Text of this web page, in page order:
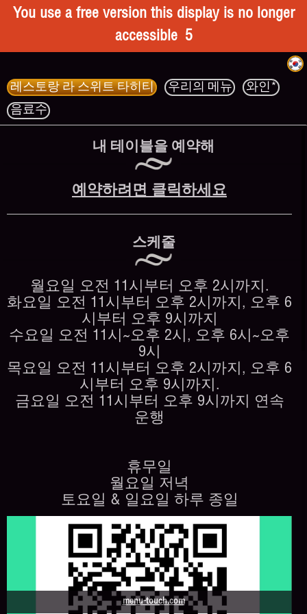
You use a free version this display is no longer
accessible 5
레스토랑 라 스위트 타히티 우리의 메뉴
와인*
음료수
내 테이블을 예약해
예약하려면 클릭하세요
스케줄
월요일 오전 11시부터 오후 2시까지.
화요일 오전 11시부터 오후 2시까지, 오후 6
시부터 오후 9시까지
수요일 오전 11시~오후 2시, 오후 6시~오후
9시
목요일 오전 11시부터 오후 2시까지, 오후 6
시부터 오후 9시까지.
금요일 오전 11시부터 오후 9시까지 연속
운행
휴무일
월요일 저녁
토요일 & 일요일 하루 종일
menu-touch.com